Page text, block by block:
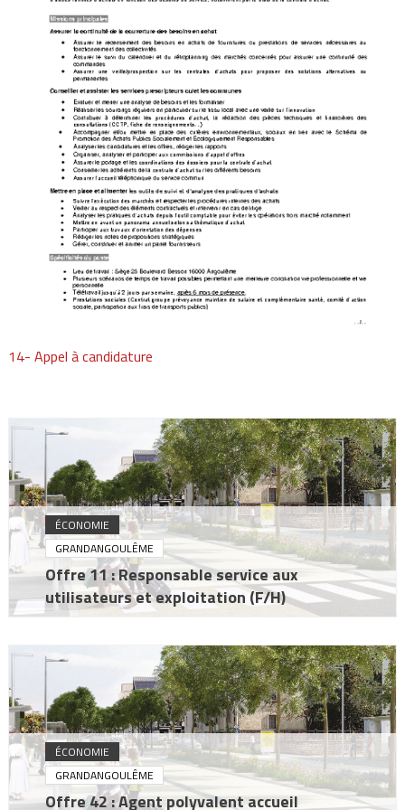
14- Appel à candidature
ÉCONOMIE
GRANDANGOULÊME
Offre 11 : Responsable service aux
utilisateurs et exploitation (F/H)
ÉCONOMIE
GRANDANGOULÊME
Offre 42 : Agent polyvalent accueil